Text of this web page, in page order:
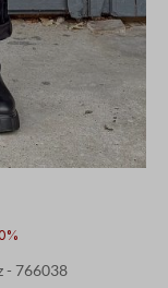
- 766038